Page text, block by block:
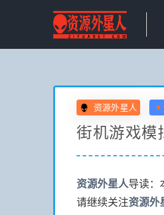
资源外星人
街机游戏模
资源外星人导读：
请继续关注资源外